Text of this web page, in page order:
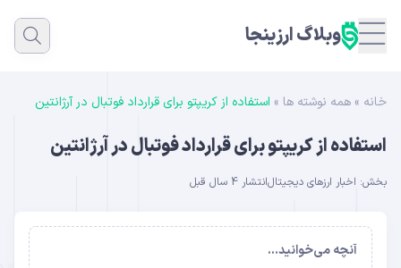
وبلاگ ارزینجا
خانه » همه نوشته ها » استفاده از کریپتو برای قرارداد فوتبال در آرژانتین
استفاده از کریپتو برای قرارداد فوتبال در آرژانتین
بخش: اخبار ارزهای دیجیتالانتشار 4 سال قبل
آنچه می‌خوانید...